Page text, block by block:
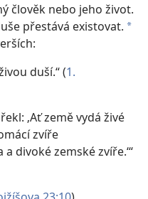
člověk nebo jeho život.
přestává existovat. *
duší.“ (1.
‚Ať země vydá živé
zvíře
divoké zemské zvíře.‘“